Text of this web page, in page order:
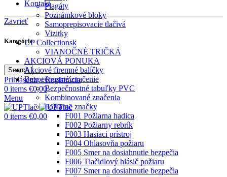
Plagáty
Poznámkové bloky
Samoprepisovacie tlačivá
Vizitky
UP Collectionsk
VIANOČNÉ TRIČKÁ
Search
Prihlásenie / Registrácia
0 items €0,00
Menu
0 items €0,00
Kontakt
Zavrieť
Kategórie
AKCIOVÁ PONUKA
Akciové firemné balíčky
Bezpečnostné značenie
Bezpečnostné tabuľky PVC
Kombinované značenia
Požiarne značky
F001 Požiarna hadica
F002 Požiarny rebrík
F003 Hasiaci prístroj
F004 Ohlasovňa požiaru
F005 Smer na dosiahnutie bezpečia
F006 Tlačidlový hlásič požiaru
F007 Smer na dosiahnutie bezpečia